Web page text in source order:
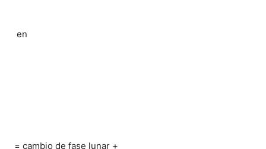
en
= cambio de fase lunar +